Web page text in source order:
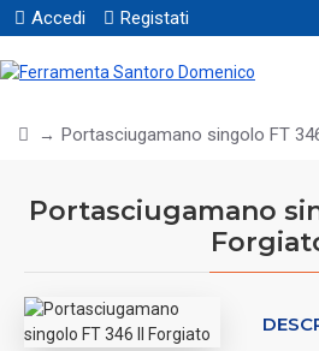
Accedi Registati
Portasciugamano singolo FT
Portasciugamano